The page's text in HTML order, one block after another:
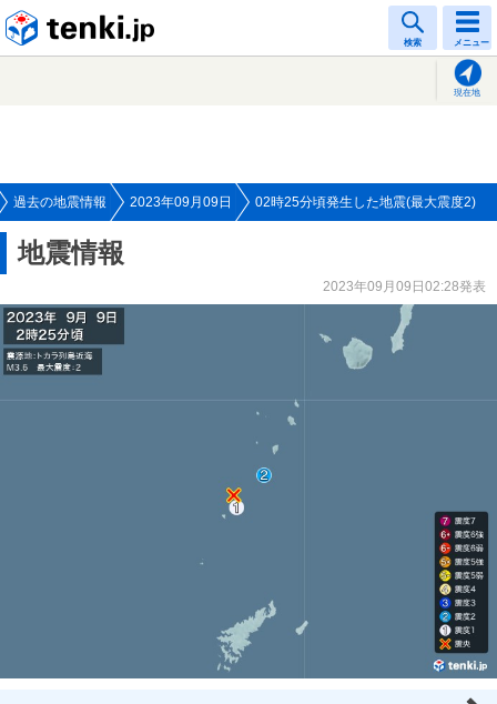
検索 メニュー
現在地
過去の地震情報 2023年09月09日 02時25分頃発生した地震(最大震度2)
地震情報
2023年09月09日02:28発表